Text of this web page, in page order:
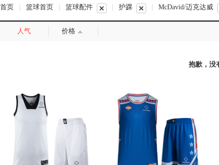
首页 篮球首页 篮球配件 护踝 McDavid/迈克达威
人气 价格
抱歉，没